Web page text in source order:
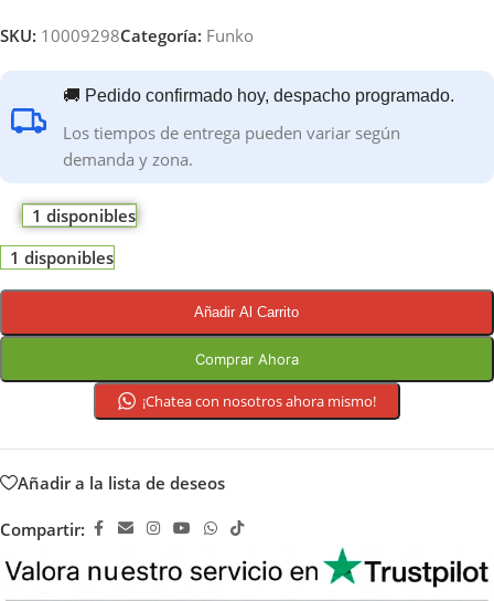
SKU: 10009298Categoría: Funko
🚚 Pedido confirmado hoy, despacho programado.
Los tiempos de entrega pueden variar según
demanda y zona.
1 disponibles
1 disponibles
Añadir Al Carrito
Comprar Ahora
¡Chatea con nosotros ahora mismo!
Añadir a la lista de deseos
Compartir: